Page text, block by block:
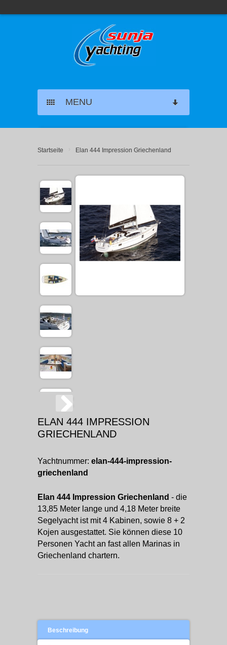
MENU
SEGELYACHT CHARTER
KATAMARAN CHARTER
MOTORYACHT CHARTER
MARINAS GRIECHENLAND
Startseite Elan 444 Impression Griechenland
ELAN 444 IMPRESSION
GRIECHENLAND
Yachtnummer: elan-444-impression-
griechenland
Elan 444 Impression Griechenland - die
13,85 Meter lange und 4,18 Meter breite
Segelyacht ist mit 4 Kabinen, sowie 8 + 2
Kojen ausgestattet. Sie können diese 10
Personen Yacht an fast allen Marinas in
Griechenland chartern.
Beschreibung